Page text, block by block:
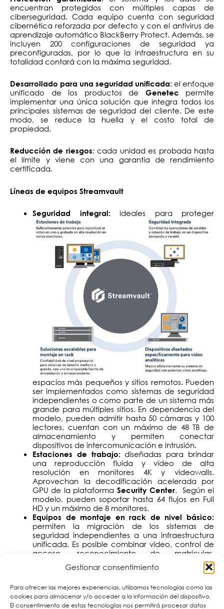
Gestionar consentimiento
Para ofrecer las mejores experiencias, utilizamos tecnologías como las
cookies para almacenar y/o acceder a la información del dispositivo.
El consentimiento de estas tecnologías nos permitirá procesar datos
encuentran protegidos con múltiples capas de
ciberseguridad. Cada equipo cuenta con seguridad
cibernética reforzada por defecto y con el antivirus de
aprendizaje automático BlackBerry Protect. Además, se
incluyen 200 configuraciones de seguridad ya
preconfiguradas, por lo que la infraestructura en su
totalidad contará con la máxima seguridad.
Desarrollado para una seguridad unificada: el enfoque
unificado de los productos de Genetec permite
implementar una única solución que integra todos los
principales sistemas de seguridad del cliente. De este
modo, se reduce la huella y el costo total de
propiedad.
Reducción de riesgos: cada unidad es probada hasta
el límite y viene con una garantía de rendimiento
certificada.
Líneas de equipos Streamvault
Seguridad integral:ideales para proteger
espacios más pequeños y sitios remotos. Pueden
ser implementados como sistemas de seguridad
independientes o como parte de un sistema más
grande para múltiples sitios. En dependencia del
modelo, pueden admitir hasta 50 cámaras y 100
lectores, cuentan con un máximo de 48 TB de
almacenamiento y permiten conectar
dispositivos de intercomunicación e intrusión.
Estaciones de trabajo:diseñadas para brindar
una reproducción fluida y vídeo de alta
resolución en monitores 4K y videowalls.
Aprovechan la decodificación acelerada por
GPU de la plataforma Security Center. Según el
modelo, pueden soportar hasta 64 flujos en Full
HD y un máximo de 8 monitores.
Equipos de montaje en rack de nivel básico:
permiten la migración de los sistemas de
seguridad independientes a una infraestructura
unificada. Es posible combinar vídeo, control de
acceso, reconocimiento de matrículas,
comunicaciones y analíticas en un solo equipo.
En dependencia del equipo, puede admitir hasta
almacenamiento neto y hasta 570 Mbps de
rendimiento de grabación.
Equipos empresariales de montaje en rack: